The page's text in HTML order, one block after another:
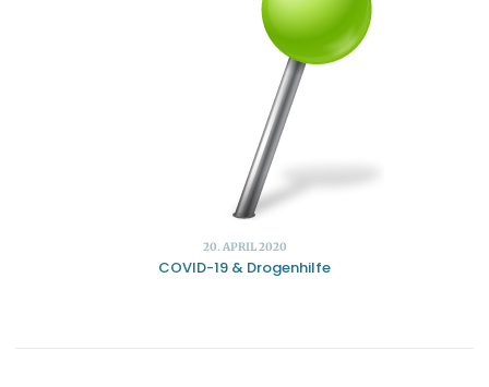
20. APRIL 2020
COVID-19 & Drogenhilfe